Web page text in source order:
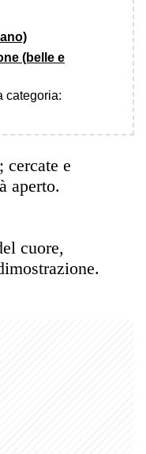
(belle e
categoria:
cercate e
aperto.
cuore,